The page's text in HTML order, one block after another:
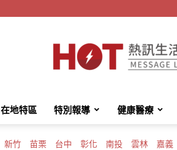
在地特區 特別報導 健康醫療
新竹 苗栗 台中 彰化 南投 雲林 嘉義